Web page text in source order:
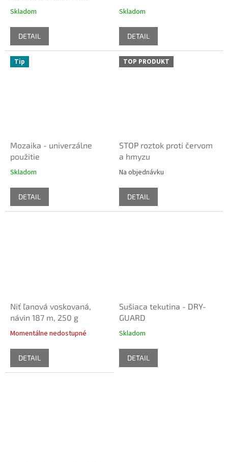
Skladom
DETAIL
Skladom
DETAIL
Tip
Mozaika - univerzálne
použitie
Skladom
DETAIL
TOP PRODUKT
STOP roztok proti červom
a hmyzu
Na objednávku
DETAIL
Niť ľanová voskovaná,
návin 187 m, 250 g
Momentálne nedostupné
DETAIL
Sušiaca tekutina - DRY-
GUARD
Skladom
DETAIL